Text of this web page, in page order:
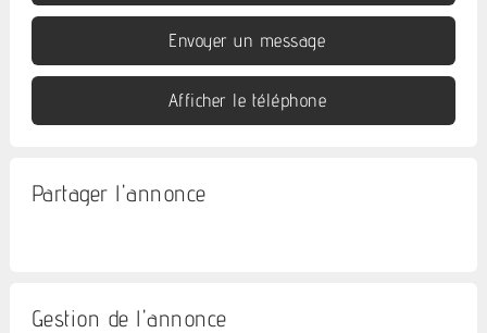
Envoyer un message
Afficher le téléphone
Partager l'annonce
Gestion de l'annonce